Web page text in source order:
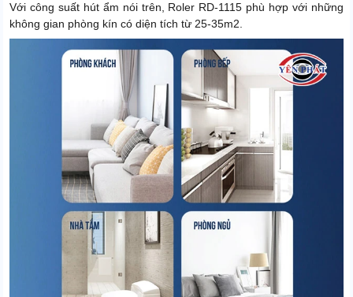
Với công suất hút ẩm nói trên, Roler RD-1115 phù hợp với những
không gian phòng kín có diện tích từ 25-35m2.